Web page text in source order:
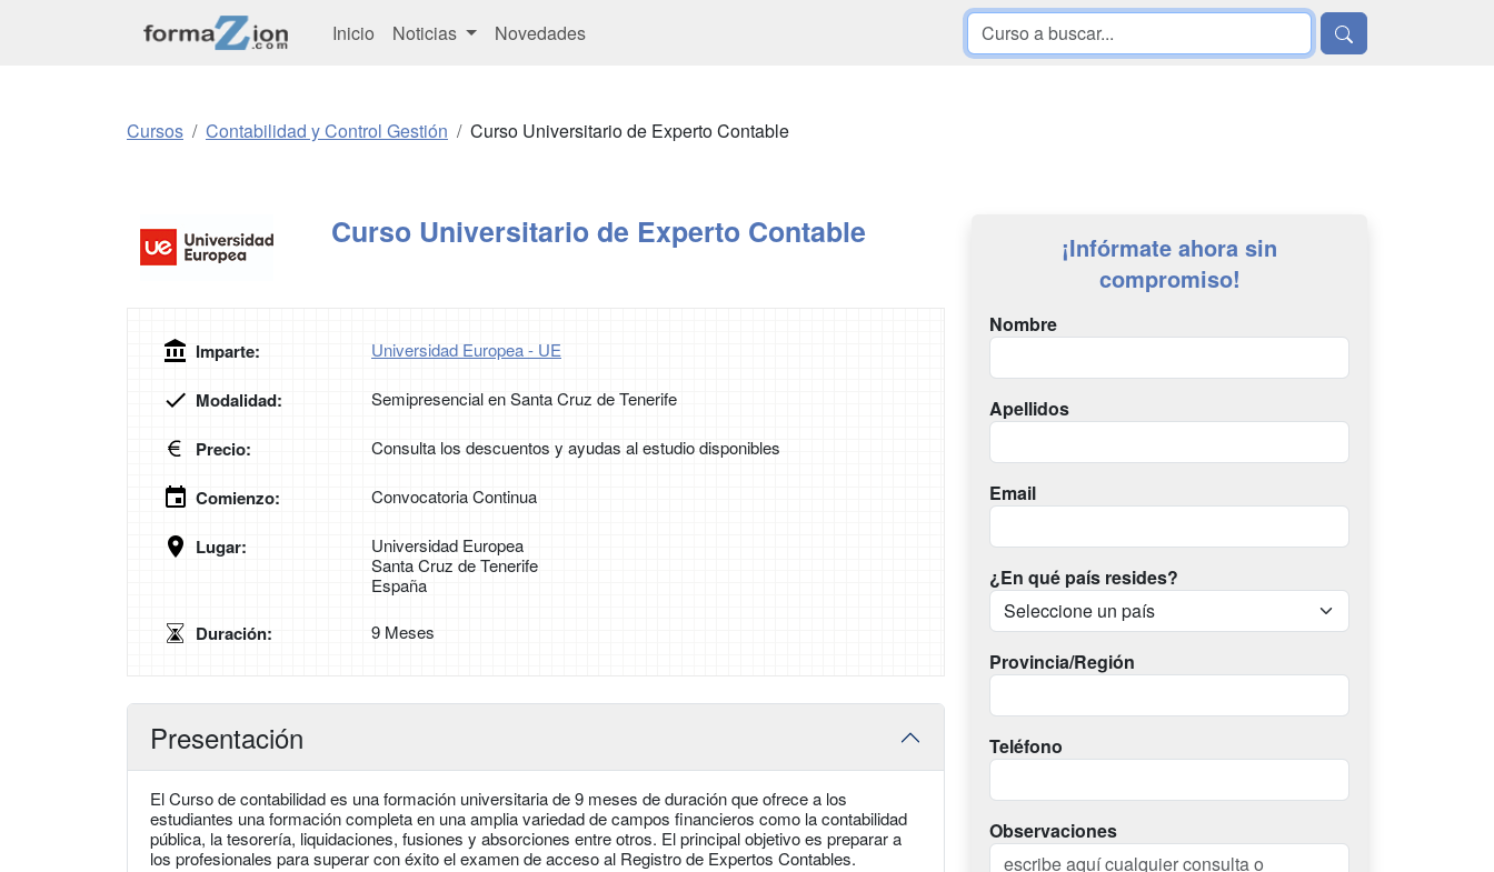
Inicio Noticias Novedades
Cursos Contabilidad y Control Gestión Curso Universitario de Experto Contable
Curso Universitario de Experto Contable
Imparte: Universidad Europea - UE
Modalidad: Semipresencial en Santa Cruz de Tenerife
Precio: Consulta los descuentos y ayudas al estudio disponibles
Comienzo: Convocatoria Continua
Lugar:
Universidad Europea
Santa Cruz de Tenerife
España
Duración: 9 Meses
Presentación
El Curso de contabilidad es una formación universitaria de 9 meses de duración que ofrece a los
estudiantes una formación completa en una amplia variedad de campos financieros como la contabilidad
pública, la tesorería, liquidaciones, fusiones y absorciones entre otros. El principal objetivo es preparar a
los profesionales para superar con éxito el examen de acceso al Registro de Expertos Contables.
¡Infórmate ahora sin
compromiso!
Nombre
Apellidos
Email
¿En qué país resides?
Provincia/Región
Teléfono
Observaciones